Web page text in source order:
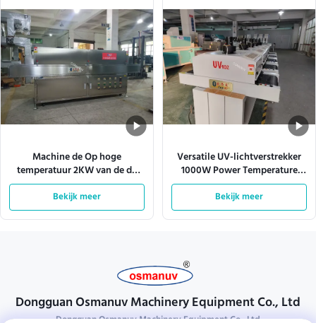
Machine de Op hoge
temperatuur 2KW van de de
Sterilisatie UVstraling van 220V
50HZ
Bekijk meer
Versatile UV-lichtverstrekker
1000W Power Temperature
Control
Bekijk meer
Dongguan Osmanuv Machinery Equipment Co., Ltd